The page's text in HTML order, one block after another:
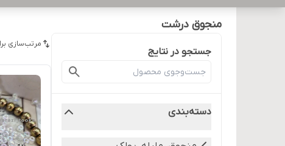
منجوق درشت
جستجو در نتایج
دسته‌بندی
مرتب‌سازی